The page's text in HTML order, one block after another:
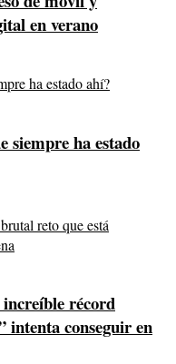
en verano
siempre ha estado
récord
intenta conseguir en